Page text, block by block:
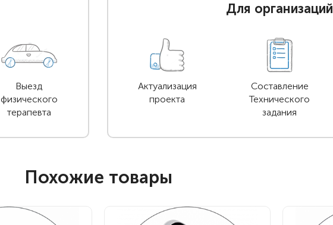
Выезд
физического
терапевта
Для организаций
Актуализация
проекта
Составление
Технического
задания
Похожие товары